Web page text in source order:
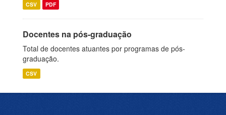
CSV PDF
Docentes na pós-graduação
Total de docentes atuantes por programas de pós-
graduação.
CSV